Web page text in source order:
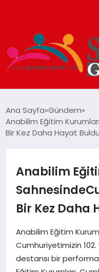
TEKNOLOJI
YAŞAM
EKONOMI
SAĞLIK
Ana Sayfa Gündem
Anabilim Eğitim
Bir Kez Daha Hayat
Anabilim
Bir Kez Daha
Anabilim Eğitim
Cumhuriyetimizin
destansı bir